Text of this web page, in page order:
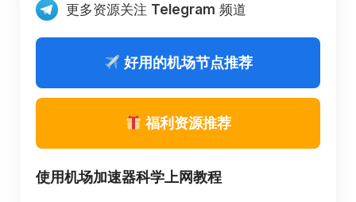
更多资源关注 Telegram 频道
好用的机场节点推荐
福利资源推荐
使用机场加速器科学上网教程